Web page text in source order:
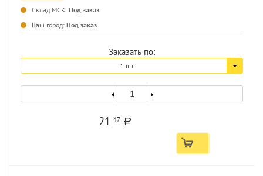
Склад МСК: Под заказ
Ваш город: Под заказ
Заказать по:
1 шт.
2147 a